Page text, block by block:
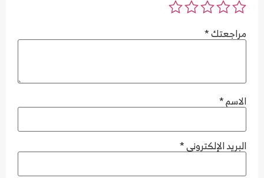
مراجعتك*
الاسم*
البريد الإلكتروني*